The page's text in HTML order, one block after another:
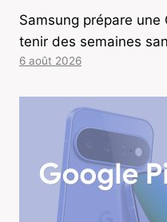
Samsung prépare une
tenir des semaines
6 août 2026